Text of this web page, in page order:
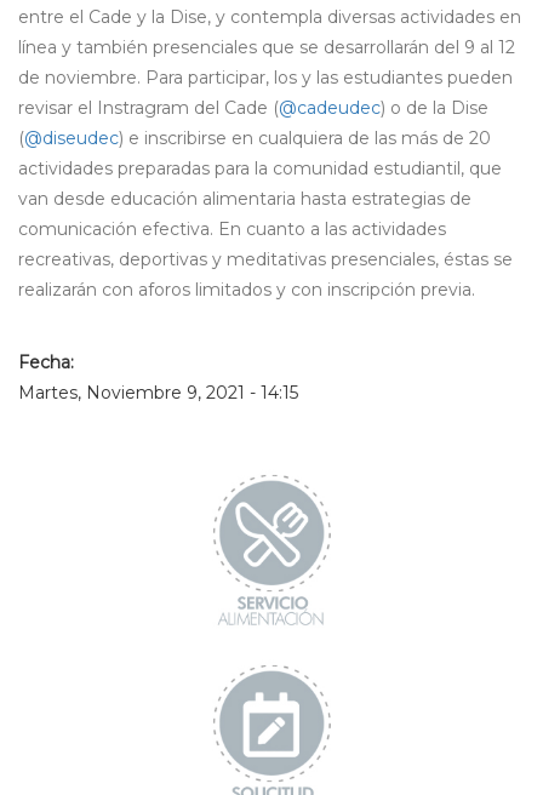
entre el Cade y la Dise, y contempla diversas actividades en
línea y también presenciales que se desarrollarán del 9 al 12
de noviembre. Para participar, los y las estudiantes pueden
revisar el Instragram del Cade (@cadeudec) o de la Dise
(@diseudec) e inscribirse en cualquiera de las más de 20
actividades preparadas para la comunidad estudiantil, que
van desde educación alimentaria hasta estrategias de
comunicación efectiva. En cuanto a las actividades
recreativas, deportivas y meditativas presenciales, éstas se
realizarán con aforos limitados y con inscripción previa.
Fecha:
Martes, Noviembre 9, 2021 - 14:15